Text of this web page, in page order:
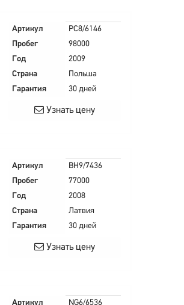
Артикул
PC8/6146
Пробег
98000
Год
2009
Страна
Польша
Гарантия
30 дней
Узнать цену
Артикул
BH9/7436
Пробег
77000
Год
2008
Страна
Латвия
Гарантия
30 дней
Узнать цену
Артикул
NG6/6536